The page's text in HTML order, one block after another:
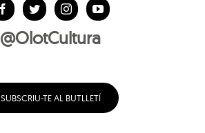
@OlotCultura
SUBSCRIU-TE AL BUTLLETÍ